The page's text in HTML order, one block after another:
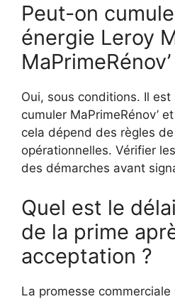
Peut-on
énergie Leroy
MaPrimeRénov’
Oui, sous conditions. Il
cumuler MaPrimeRénov’
cela dépend des règles
opérationnelles. Vérifier
des démarches avant
Quel est le
de la prime
acceptation ?
La promesse commerciale